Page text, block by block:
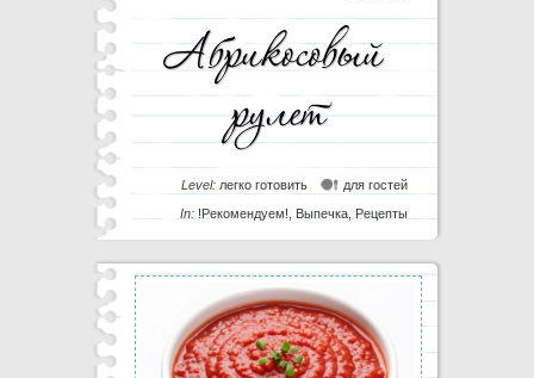
для гостей
Level: легко готовить
In: !Рекомендуем! Выпечка, Рецепты